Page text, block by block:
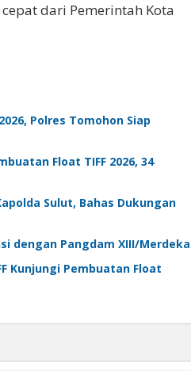
dari Pemerintah Kota
Polres Tomohon Siap
Float TIFF 2026, 34
Sulut, Bahas Dukungan
dengan Pangdam XIII/Merdeka
Kunjungi Pembuatan Float